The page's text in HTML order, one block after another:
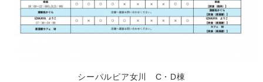
シーパルピア女川 C・D棟